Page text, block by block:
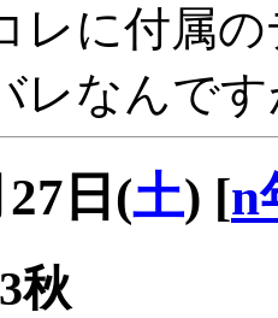
レに付属
レなんで
日(土) [n
秋